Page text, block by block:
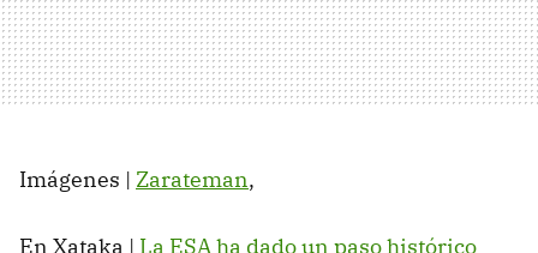
Imágenes | Zarateman,
En Xataka | La ESA ha dado un paso histórico